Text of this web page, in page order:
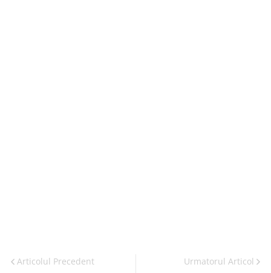
Articolul Precedent Urmatorul Articol